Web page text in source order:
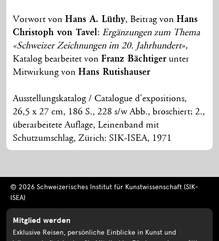
Vorwort vonHans A. Lüthy, Beitrag vonHans
Christoph von Tavel:Ergänzungen zum Thema
«Schweizer Zeichnungen im 20. Jahrhundert»,
Katalog bearbeitet vonFranz Bächtigerunter
Mitwirkung vonHans Rutishauser
Ausstellungskatalog / Catalogue d'expositions,
26,5 x 27 cm, 186 S., 228 s/w Abb., broschiert; 2.,
überarbeitete Auflage, Leinenband mit
Schutzumschlag, Zürich: SIK-ISEA, 1971
© 2026 Schweizerisches Institut für Kunstwissenschaft (SIK-
ISEA)
Mitglied werden
Exklusive Reisen, persönliche Einblicke in Kunst und